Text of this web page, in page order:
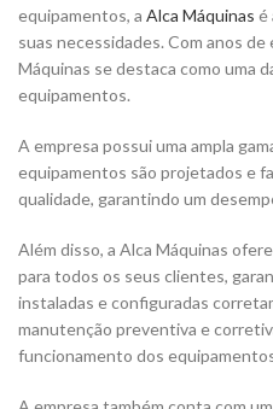
equipamentos, a Alca Máquinas é
suas necessidades. Com anos
Máquinas se destaca como uma
equipamentos.
A empresa possui uma ampla
equipamentos são projetados e
qualidade, garantindo um
Além disso, a Alca Máquinas
para todos os seus clientes,
instaladas e configuradas
manutenção preventiva e
funcionamento dos